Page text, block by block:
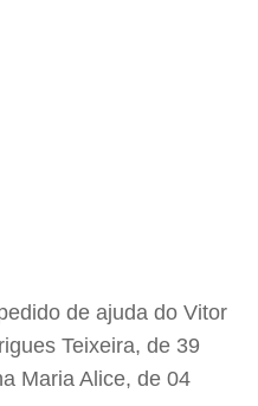
de ajuda do Vitor
Teixeira, de 39
Maria Alice, de 04